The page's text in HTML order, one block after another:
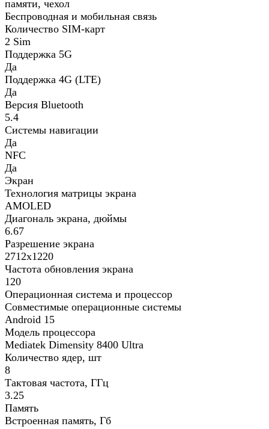
памяти, чехол
Беспроводная и мобильная связь
Количество SIM-карт
2 Sim
Поддержка 5G
Да
Поддержка 4G (LTE)
Да
Версия Bluetooth
5.4
Системы навигации
Да
NFC
Да
Экран
Технология матрицы экрана
AMOLED
Диагональ экрана, дюймы
6.67
Разрешение экрана
2712х1220
Частота обновления экрана
120
Операционная система и процессор
Совместимые операционные системы
Android 15
Модель процессора
Mediatek Dimensity 8400 Ultra
Количество ядер, шт
8
Тактовая частота, ГГц
3.25
Память
Встроенная память, Гб